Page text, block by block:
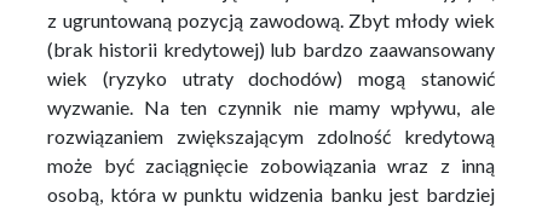
z ugruntowaną pozycją zawodową. Zbyt młody wiek
(brak historii kredytowej) lub bardzo zaawansowany
wiek (ryzyko utraty dochodów) mogą stanowić
wyzwanie. Na ten czynnik nie mamy wpływu, ale
rozwiązaniem zwiększającym zdolność kredytową
może być zaciągnięcie zobowiązania wraz z inną
osobą, która w punktu widzenia banku jest bardziej